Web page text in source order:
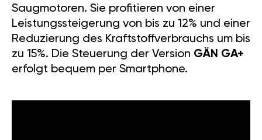
Saugmotoren. Sie profitieren von einer
Leistungssteigerung von bis zu 12% und einer
Reduzierung des Kraftstoffverbrauchs um bis
zu 15%. Die Steuerung der Version GÄN GA+
erfolgt bequem per Smartphone.